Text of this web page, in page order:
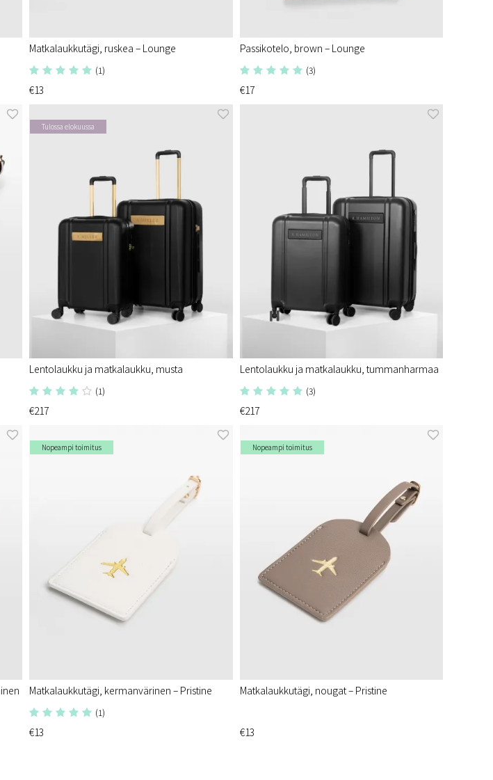
Matkalaukkutägi, ruskea – Lounge
(1)
€13
Passikotelo, brown – Lounge
(3)
€17
Tulossa elokuussa
Lentolaukku ja matkalaukku, musta
(1)
€217
Lentolaukku ja matkalaukku, tummanharmaa
(3)
€217
Nopeampi toimitus
Matkalaukkutägi, kermanvärinen – Pristine
(1)
€13
Nopeampi toimitus
Matkalaukkutägi, nougat – Pristine
€13